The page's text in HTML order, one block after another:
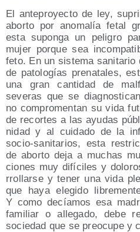
El ante­pro­yec­to de ley,
abor­to por ano­ma­lía fetal
esta supon­ga un peli­gro
mujer por­que sea
feto. En un sis­te­ma sani­ta­rio
de pato­lo­gías pre­na­ta­les,
una gran can­ti­dad de
seve­ras que se
no com­pro­men­tan su vida
de recor­tes a las ayu­das
ni­dad y al cui­da­do de la
socio-sani­ta­rios, esta
de abor­to deja a muchas
cio­nes muy difí­ci­les y
rro­llar­se y tener una vida
que haya ele­gi­do
Y como decía­mos esa
fami­liar o alle­ga­do, debe
socie­dad que se preo­cu­pe y